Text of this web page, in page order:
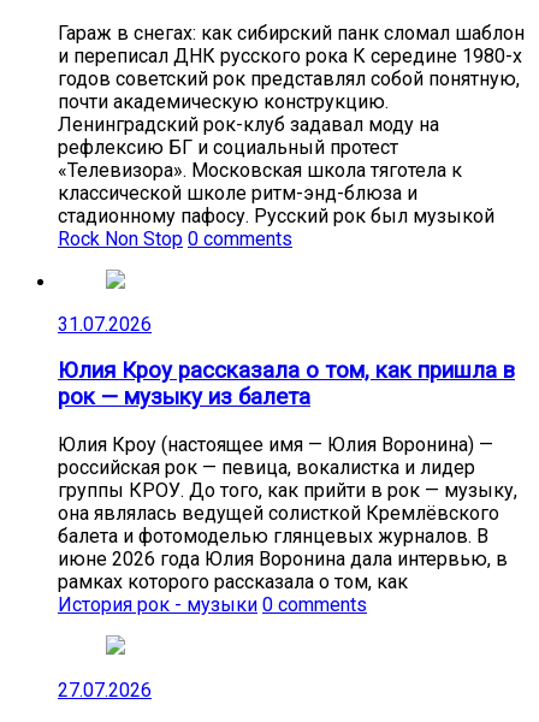
Гараж в снегах: как сибирский панк сломал шаблон
и переписал ДНК русского рока К середине 1980-х
годов советский рок представлял собой понятную,
почти академическую конструкцию.
Ленинградский рок-клуб задавал моду на
рефлексию БГ и социальный протест
«Телевизора». Московская школа тяготела к
классической школе ритм-энд-блюза и
стадионному пафосу. Русский рок был музыкой
Rock Non Stop 0 comments
31.07.2026
Юлия Кроу рассказала о том, как пришла в
рок — музыку из балета
Юлия Кроу (настоящее имя — Юлия Воронина) —
российская рок — певица, вокалистка и лидер
группы КРОУ. До того, как прийти в рок — музыку,
она являлась ведущей солисткой Кремлёвского
балета и фотомоделью глянцевых журналов. В
июне 2026 года Юлия Воронина дала интервью, в
рамках которого рассказала о том, как
История рок - музыки 0 comments
27.07.2026